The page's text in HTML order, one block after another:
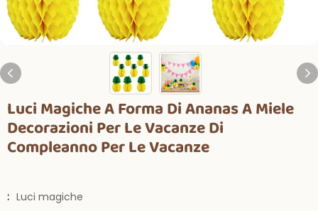
Luci Magiche A Forma Di Ananas A Miele
Decorazioni Per Le Vacanze Di
Compleanno Per Le Vacanze
: Luci magiche